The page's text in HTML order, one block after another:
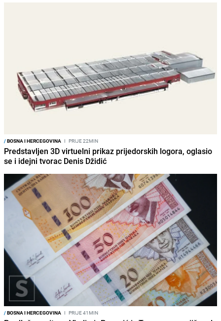
/BOSNA I HERCEGOVINA I PRIJE 22MIN
Predstavljen 3D virtuelni prikaz prijedorskih logora, oglasio
se i idejni tvorac Denis Džidić
/BOSNA I HERCEGOVINA I PRIJE 41MIN